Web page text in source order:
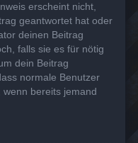
erscheint nicht,
geantwortet hat oder
deinen Beitrag
falls sie es für nötig
dein Beitrag
normale Benutzer
bereits jemand